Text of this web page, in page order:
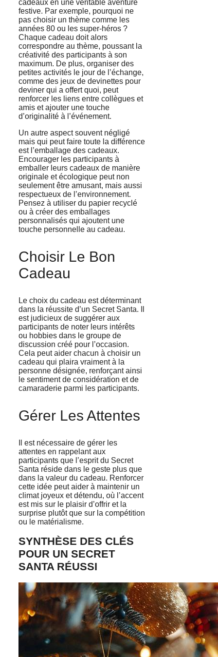
cadeaux en une véritable aventure
festive. Par exemple, pourquoi ne
pas choisir un thème comme les
années 80 ou les super-héros ?
Chaque cadeau doit alors
correspondre au thème, poussant la
créativité des participants à son
maximum. De plus, organiser des
petites activités le jour de l’échange,
comme des jeux de devinettes pour
deviner qui a offert quoi, peut
renforcer les liens entre collègues et
amis et ajouter une touche
d’originalité à l’événement.
Un autre aspect souvent négligé
mais qui peut faire toute la différence
est l’emballage des cadeaux.
Encourager les participants à
emballer leurs cadeaux de manière
originale et écologique peut non
seulement être amusant, mais aussi
respectueux de l’environnement.
Pensez à utiliser du papier recyclé
ou à créer des emballages
personnalisés qui ajoutent une
touche personnelle au cadeau.
Choisir Le Bon
Cadeau
Le choix du cadeau est déterminant
dans la réussite d’un Secret Santa. Il
est judicieux de suggérer aux
participants de noter leurs intérêts
ou hobbies dans le groupe de
discussion créé pour l’occasion.
Cela peut aider chacun à choisir un
cadeau qui plaira vraiment à la
personne désignée, renforçant ainsi
le sentiment de considération et de
camaraderie parmi les participants.
Gérer Les Attentes
Il est nécessaire de gérer les
attentes en rappelant aux
participants que l’esprit du Secret
Santa réside dans le geste plus que
dans la valeur du cadeau. Renforcer
cette idée peut aider à maintenir un
climat joyeux et détendu, où l’accent
est mis sur le plaisir d’offrir et la
surprise plutôt que sur la compétition
ou le matérialisme.
SYNTHÈSE DES CLÉS
POUR UN SECRET
SANTA RÉUSSI